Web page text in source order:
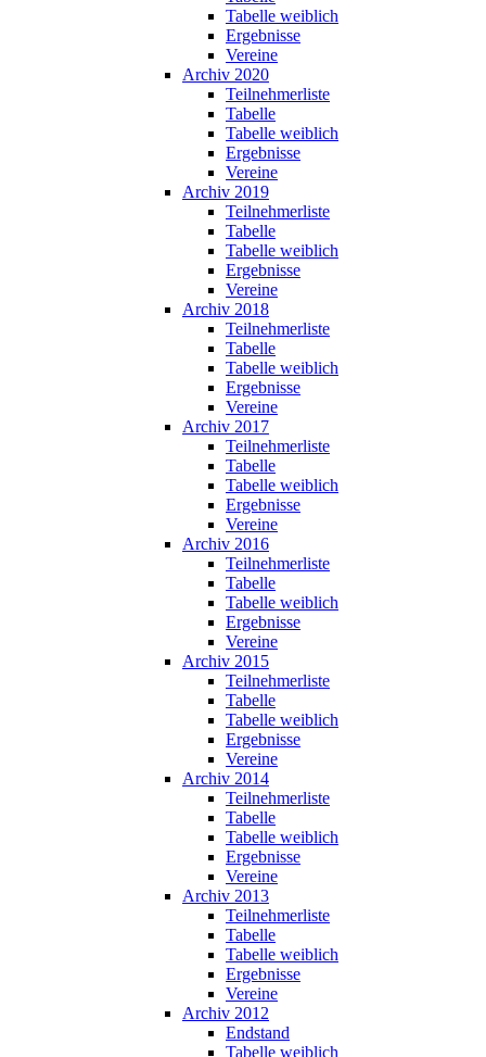
Tabelle weiblich
Ergebnisse
Vereine
Archiv 2020
Teilnehmerliste
Tabelle
Tabelle weiblich
Ergebnisse
Vereine
Archiv 2019
Teilnehmerliste
Tabelle
Tabelle weiblich
Ergebnisse
Vereine
Archiv 2018
Teilnehmerliste
Tabelle
Tabelle weiblich
Ergebnisse
Vereine
Archiv 2017
Teilnehmerliste
Tabelle
Tabelle weiblich
Ergebnisse
Vereine
Archiv 2016
Teilnehmerliste
Tabelle
Tabelle weiblich
Ergebnisse
Vereine
Archiv 2015
Teilnehmerliste
Tabelle
Tabelle weiblich
Ergebnisse
Vereine
Archiv 2014
Teilnehmerliste
Tabelle
Tabelle weiblich
Ergebnisse
Vereine
Archiv 2013
Teilnehmerliste
Tabelle
Tabelle weiblich
Ergebnisse
Vereine
Archiv 2012
Endstand
Tabelle weiblich